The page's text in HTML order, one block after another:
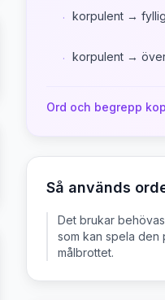
· korpulent → fyllig
· korpulent →
Ord och begrepp
Så används
Det brukar
som kan spela den
målbrottet.